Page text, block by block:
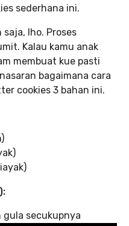
sederhana ini.
lho. Proses
Kalau kamu anak
membuat kue pasti
bagaimana cara
cookies 3 bahan ini.
gula secukupnya